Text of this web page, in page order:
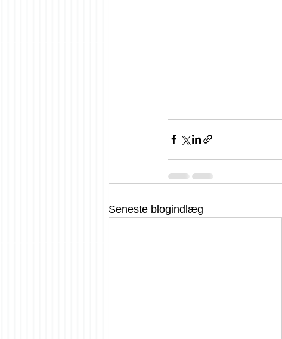
Seneste blogindlæg